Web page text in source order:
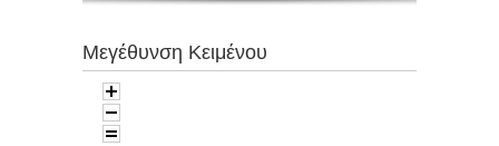
Μεγέθυνση Κειμένου